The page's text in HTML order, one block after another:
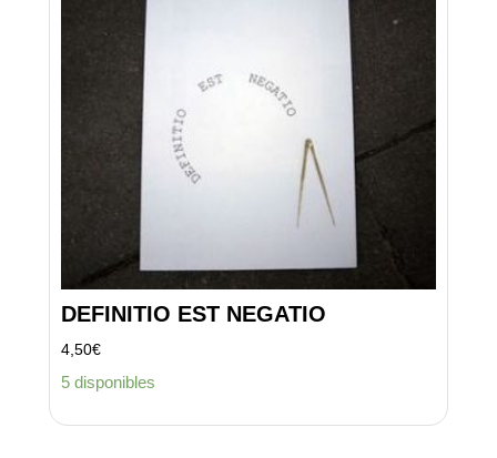
DEFINITIO EST NEGATIO
4,50€
5 disponibles